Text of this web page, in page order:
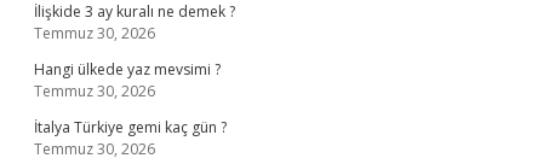
İlişkide 3 ay kuralı ne demek ?
Temmuz 30, 2026
Hangi ülkede yaz mevsimi ?
Temmuz 30, 2026
İtalya Türkiye gemi kaç gün ?
Temmuz 30, 2026